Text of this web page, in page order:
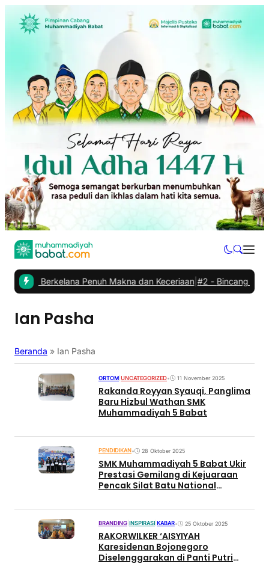
Berkelana Penuh Makna dan Keceriaan|#2 -Bincang Kader
Ian Pasha
Beranda » Ian Pasha
ORTOM UNCATEGORIZED• 11 November 2025
Rakanda Royyan Syauqi, Panglima
Baru Hizbul Wathan SMK
Muhammadiyah 5 Babat
PENDIDIKAN• 28 Oktober 2025
SMK Muhammadiyah 5 Babat Ukir
Prestasi Gemilang di Kejuaraan
Pencak Silat Batu National
Kemenangan
BRANDING INSPIRASI KABAR• 25 Oktober 2025
RAKORWILKER ‘AISYIYAH
Karesidenan Bojonegoro
Diselenggarakan di Panti Putri